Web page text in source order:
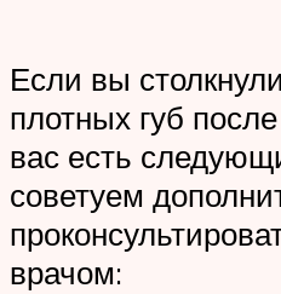
Если вы
плотных губ
вас есть
советуем
врачом: